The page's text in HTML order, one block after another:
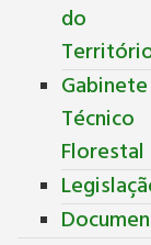
do
Gabinete
Técnico
Florestal